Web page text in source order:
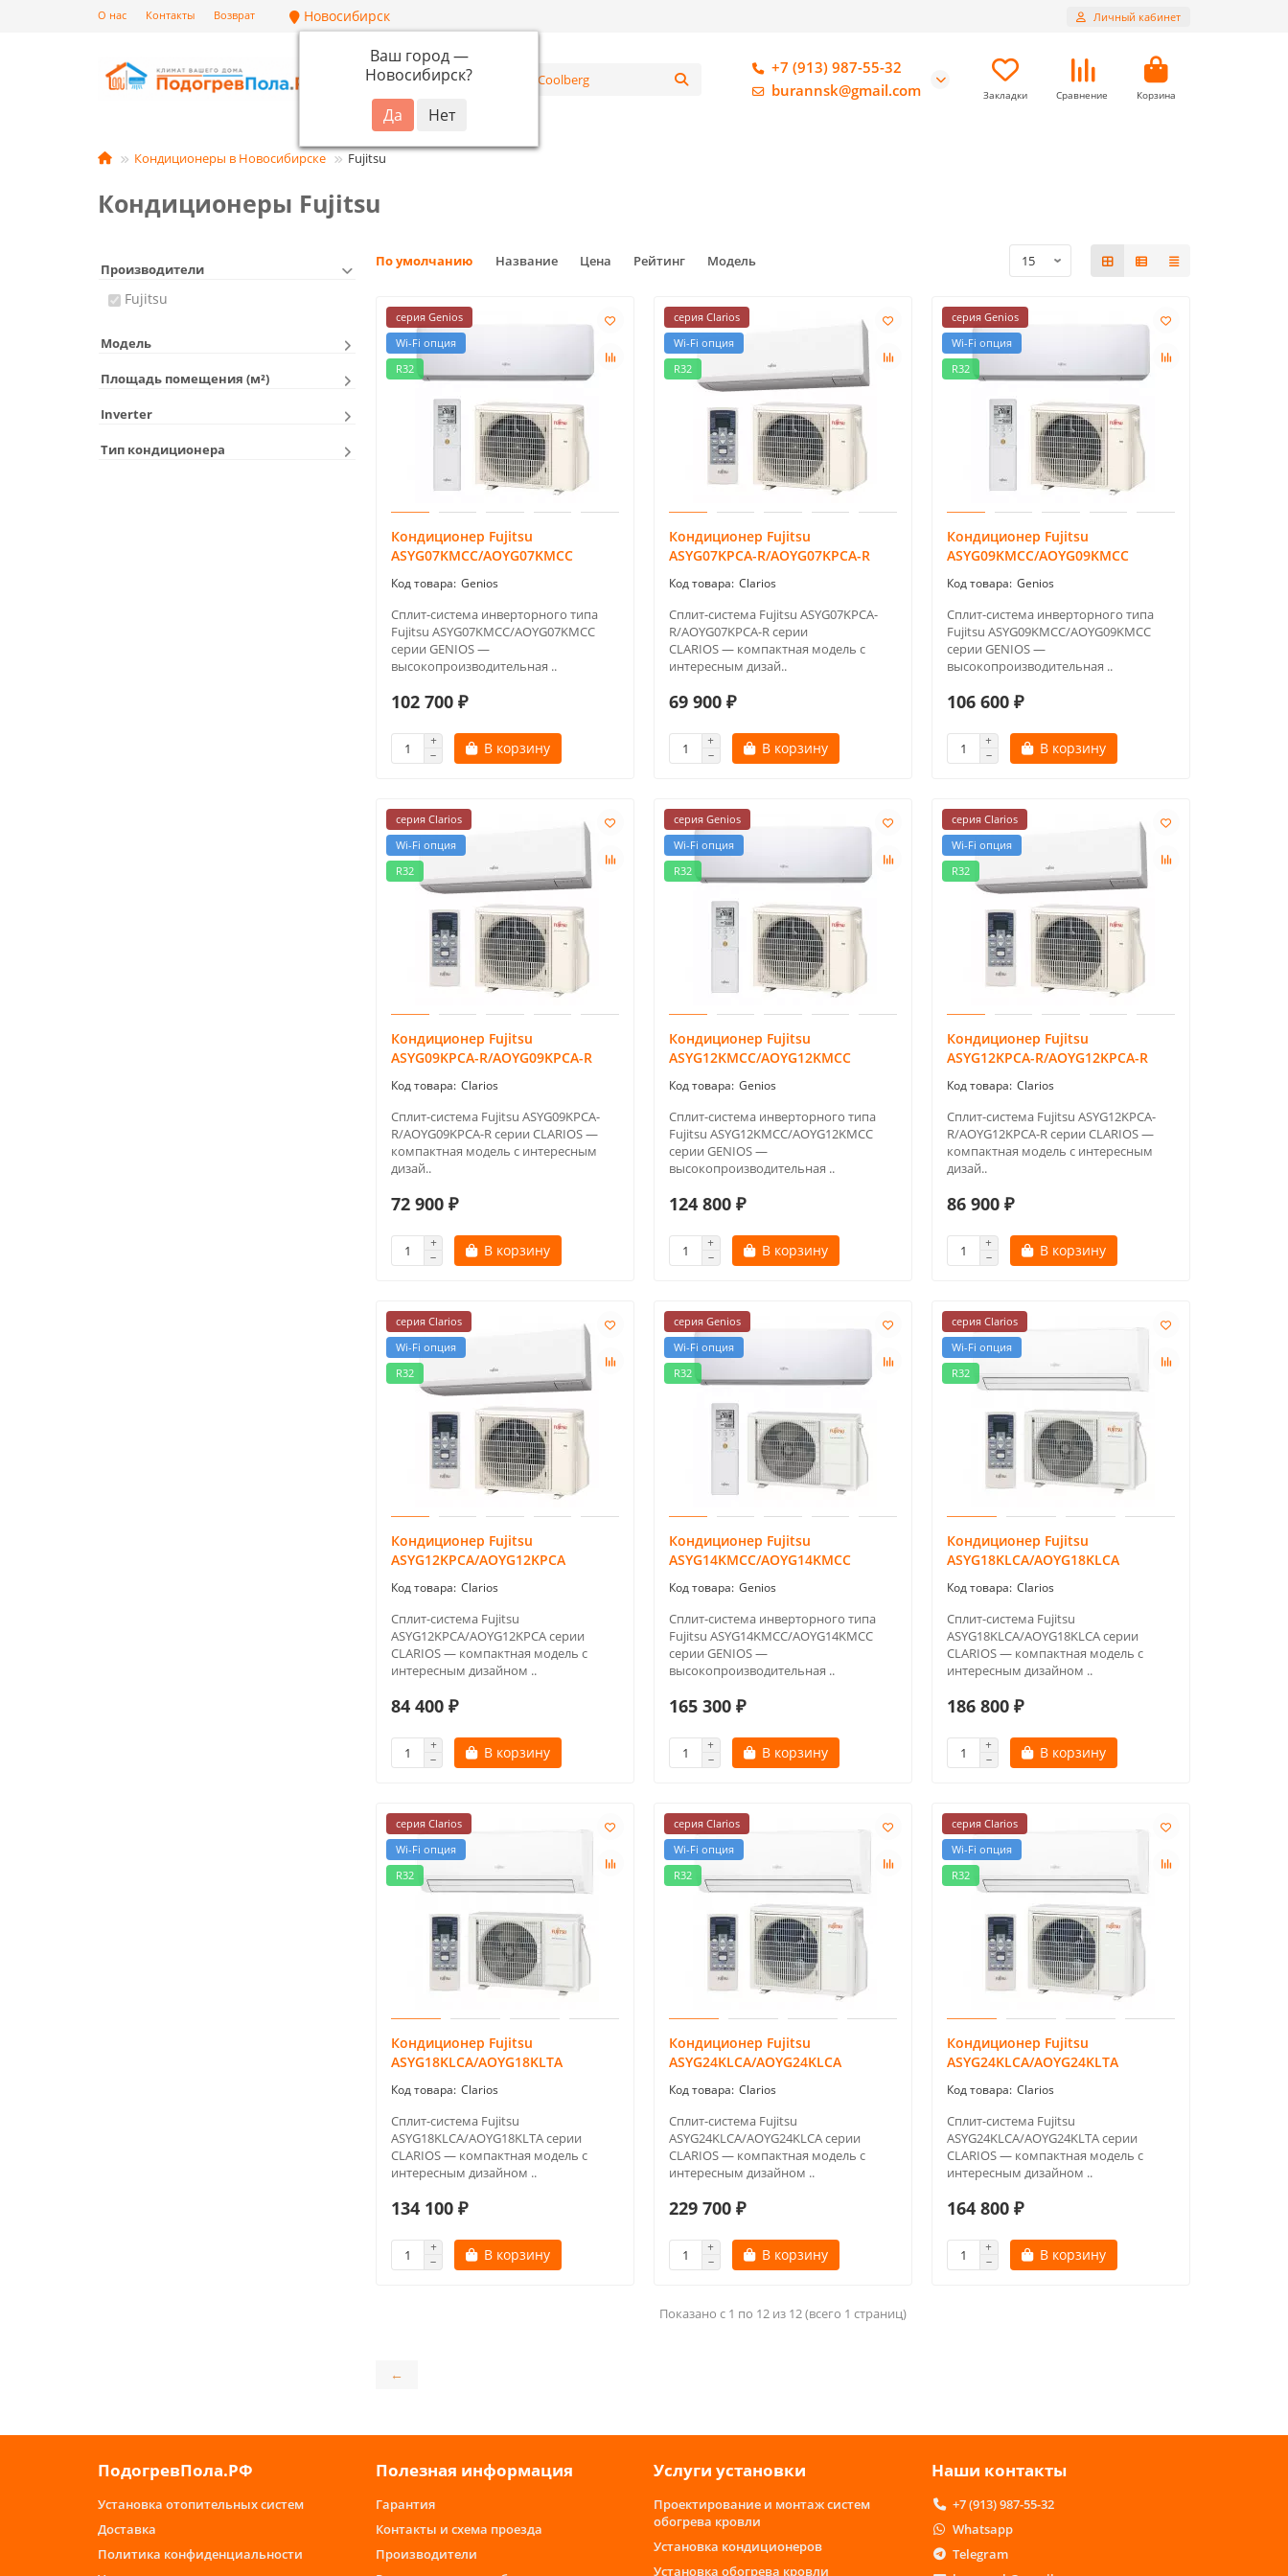
О нас Контакты Возврат Новосибирск
Ваш город —
Новосибирск?
Личный кабинет
Каталог
+7 (913) 987-55-32
burannsk@gmail.com
Закладки Сравнение Корзина
Кондиционеры в Новосибирске Fujitsu
Кондиционеры Fujitsu
Производители
Fujitsu
Модель
Площадь помещения (м²)
Inverter
Тип кондиционера
По умолчанию Название Цена Рейтинг Модель
серия Genios
Wi-Fi опция
R32
Кондиционер Fujitsu
ASYG07KMCC/AOYG07KMCC
Genios
Сплит-система инверторного типа
Fujitsu ASYG07KMCC/AOYG07KMCC
серии GENIOS —
высокопроизводительная ..
102 700 ₽
В корзину
серия Clarios
Wi-Fi опция
R32
Кондиционер Fujitsu
ASYG07KPCA-R/AOYG07KPCA-R
Clarios
Сплит-система Fujitsu ASYG07KPCA-
R/AOYG07KPCA-R серии
CLARIOS — компактная модель с
интересным дизай..
69 900 ₽
В корзину
серия Genios
Wi-Fi опция
R32
Кондиционер Fujitsu
ASYG09KMCC/AOYG09KMCC
Genios
Сплит-система инверторного типа
Fujitsu ASYG09KMCC/AOYG09KMCC
серии GENIOS —
высокопроизводительная ..
106 600 ₽
В корзину
серия Clarios
Wi-Fi опция
R32
Кондиционер Fujitsu
ASYG09KPCA-R/AOYG09KPCA-R
Clarios
Сплит-система Fujitsu ASYG09KPCA-
R/AOYG09KPCA-R серии CLARIOS —
компактная модель с интересным
дизай..
72 900 ₽
В корзину
серия Genios
Wi-Fi опция
R32
Кондиционер Fujitsu
ASYG12KMCC/AOYG12KMCC
Genios
Сплит-система инверторного типа
Fujitsu ASYG12KMCC/AOYG12KMCC
серии GENIOS —
высокопроизводительная ..
124 800 ₽
В корзину
серия Clarios
Wi-Fi опция
R32
Кондиционер Fujitsu
ASYG12KPCA-R/AOYG12KPCA-R
Clarios
Сплит-система Fujitsu ASYG12KPCA-
R/AOYG12KPCA-R серии CLARIOS —
компактная модель с интересным
дизай..
86 900 ₽
В корзину
серия Clarios
Wi-Fi опция
R32
Кондиционер Fujitsu
ASYG12KPCA/AOYG12KPCA
Clarios
Сплит-система Fujitsu
ASYG12KPCA/AOYG12KPCA серии
CLARIOS — компактная модель с
интересным дизайном ..
84 400 ₽
В корзину
серия Genios
Wi-Fi опция
R32
Кондиционер Fujitsu
ASYG14KMCC/AOYG14KMCC
Genios
Сплит-система инверторного типа
Fujitsu ASYG14KMCC/AOYG14KMCC
серии GENIOS —
высокопроизводительная ..
165 300 ₽
В корзину
серия Clarios
Wi-Fi опция
R32
Кондиционер Fujitsu
ASYG18KLCA/AOYG18KLCA
Clarios
Сплит-система Fujitsu
ASYG18KLCA/AOYG18KLCA серии
CLARIOS — компактная модель с
интересным дизайном ..
186 800 ₽
В корзину
серия Clarios
Wi-Fi опция
R32
Кондиционер Fujitsu
ASYG18KLCA/AOYG18KLTA
Clarios
Сплит-система Fujitsu
ASYG18KLCA/AOYG18KLTA серии
CLARIOS — компактная модель с
интересным дизайном ..
134 100 ₽
В корзину
серия Clarios
Wi-Fi опция
R32
Кондиционер Fujitsu
ASYG24KLCA/AOYG24KLCA
Clarios
Сплит-система Fujitsu
ASYG24KLCA/AOYG24KLCA серии
CLARIOS — компактная модель с
интересным дизайном ..
229 700 ₽
В корзину
серия Clarios
Wi-Fi опция
R32
Кондиционер Fujitsu
ASYG24KLCA/AOYG24KLTA
Clarios
Сплит-система Fujitsu
ASYG24KLCA/AOYG24KLTA серии
CLARIOS — компактная модель с
интересным дизайном ..
164 800 ₽
В корзину
Показано с 1 по 12 из 12 (всего 1 страниц)
←
ПодогревПола.РФ
Установка отопительных систем
Доставка
Политика конфиденциальности
Полезная информация
Гарантия
Контакты и схема проезда
Производители
Услуги установки
Проектирование и монтаж систем
обогрева кровли
Установка кондиционеров
Установка обогрева кровли
Наши контакты
+7 (913) 987-55-32
Whatsapp
Telegram